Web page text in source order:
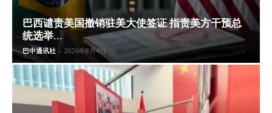
巴西谴责美国撤销驻美大使签证 指责美方干预总
统选举...
巴中通讯社 - 2026年8月4日